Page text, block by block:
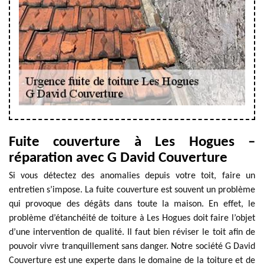
Fuite couverture à Les Hogues –
réparation avec G David Couverture
Si vous détectez des anomalies depuis votre toit, faire un
entretien s’impose. La fuite couverture est souvent un problème
qui provoque des dégâts dans toute la maison. En effet, le
problème d’étanchéité de toiture à Les Hogues doit faire l’objet
d’une intervention de qualité. Il faut bien réviser le toit afin de
pouvoir vivre tranquillement sans danger. Notre société G David
Couverture est une experte dans le domaine de la toiture et de